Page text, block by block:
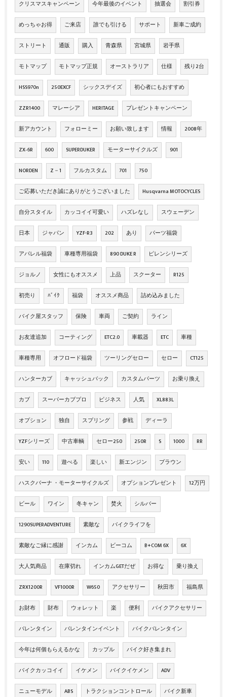
クリスマスキャンペーン 今年最後のイベント 抽選会 割引券
めっちゃお得 ご来店 誰でも引ける サポート 新車ご成約
ストリート 通販 購入 青森県 宮城県 岩手県
モトマップ モトマップ正規 オーストラリア 仕様 残り2台
HSS970n 250EXCF シックスデイズ 初心者にもおすすめ
ZZR1400 マレーシア HERITAGE プレゼントキャンペーン
新アカウント フォローミー お願い致します 情報 2008年
ZX‐6R 600 SUPERDUKER モーターサイクルズ 901
NORDEN Z－1 フルカスタム 701 750
ご応募いただき誠にありがとうございました Husqvarna MOTOCYCLES
自分スタイル カッコイイ可愛い ハズレなし スウェーデン
日本 ジャパン YZF-R3 202 あり パーツ福袋
アパレル福袋 車種専用福袋 890 DUKE R ピレンシリーズ
ジョルノ 女性にもオススメ 上品 スクーター R125
初売り ﾊﾞｲｸ 福袋 オススメ商品 詰め込みました
バイク屋スタッフ 保険 車両 ご契約 ライン
お友達追加 コーティング ETC2.0 車載器 ETC 車種
車種専用 オフロード福袋 ツーリングセロー セロー CT125
ハンターカブ キャッシュバック カスタムパーツ お乗り換え
カブ スーパーカブプロ ビジネス 人気 XL883L
オプション 独自 スプリング 参戦 ディーラ
YZFシリーズ 中古車輌 セロー250 250R S 1000 RR
安い 110 遊べる 楽しい 新エンジン ブラウン
ハスクバーナ ・モーターサイクルズ オプションプレゼント 12万円
ビール ワイン 冬キャン 焚火 シルバー
1290SUPERADVENTURE 素敵な バイクライフを
素敵なご縁に感謝 インカム ビーコム B+COM 6X 6X
大人気商品 在庫切れ インカムGETだぜ お得な 乗り換え
ZRX1200R VF1000R W650 アクセサリー 秋田市 福島県
お財布 財布 ウォレット 楽 便利 バイクアクセサリー
バレンタイン バレンタインイベント バイクバレンタイン
今年は何個もらえるかな カップル バイク好き集まれ
バイクカッコイイ イケメン バイクイケメン ADV
ニューモデル ABS トラクションコントロール バイク新車